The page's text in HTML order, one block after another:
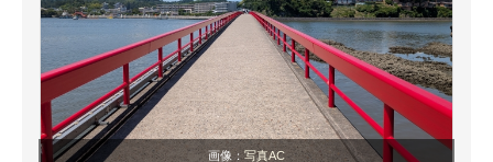
画像： 写真AC